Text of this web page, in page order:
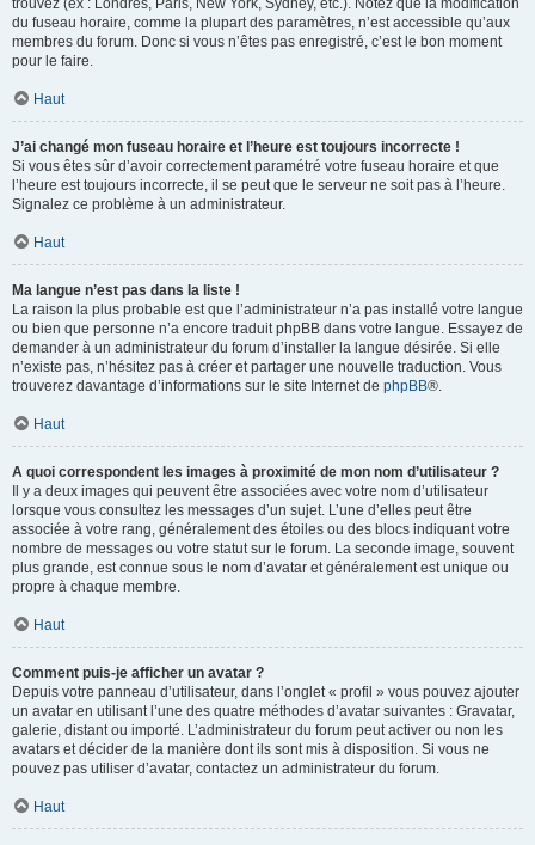
trouvez (ex : Londres, Paris, New York, Sydney, etc.). Notez que la modification
du fuseau horaire, comme la plupart des paramètres, n’est accessible qu’aux
membres du forum. Donc si vous n’êtes pas enregistré, c’est le bon moment
pour le faire.
Haut
J’ai changé mon fuseau horaire et l’heure est toujours incorrecte !
Si vous êtes sûr d’avoir correctement paramétré votre fuseau horaire et que
l’heure est toujours incorrecte, il se peut que le serveur ne soit pas à l’heure.
Signalez ce problème à un administrateur.
Haut
Ma langue n’est pas dans la liste !
La raison la plus probable est que l’administrateur n’a pas installé votre langue
ou bien que personne n’a encore traduit phpBB dans votre langue. Essayez de
demander à un administrateur du forum d’installer la langue désirée. Si elle
n’existe pas, n’hésitez pas à créer et partager une nouvelle traduction. Vous
trouverez davantage d’informations sur le site Internet de phpBB®.
Haut
A quoi correspondent les images à proximité de mon nom d’utilisateur ?
Il y a deux images qui peuvent être associées avec votre nom d’utilisateur
lorsque vous consultez les messages d’un sujet. L’une d’elles peut être
associée à votre rang, généralement des étoiles ou des blocs indiquant votre
nombre de messages ou votre statut sur le forum. La seconde image, souvent
plus grande, est connue sous le nom d’avatar et généralement est unique ou
propre à chaque membre.
Haut
Comment puis-je afficher un avatar ?
Depuis votre panneau d’utilisateur, dans l’onglet « profil » vous pouvez ajouter
un avatar en utilisant l’une des quatre méthodes d’avatar suivantes : Gravatar,
galerie, distant ou importé. L’administrateur du forum peut activer ou non les
avatars et décider de la manière dont ils sont mis à disposition. Si vous ne
pouvez pas utiliser d’avatar, contactez un administrateur du forum.
Haut